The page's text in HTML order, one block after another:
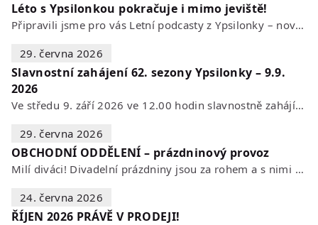
Léto s Ypsilonkou pokračuje i mimo jeviště!
Připravili jsme pro vás Letní podcasty z Ypsilonky – novou sérii rozhovorů s…
29. června 2026
Slavnostní zahájení 62. sezony Ypsilonky – 9.9.
2026
Ve středu 9. září 2026 ve 12.00 hodin slavnostně zahájíme novou divadelní…
29. června 2026
OBCHODNÍ ODDĚLENÍ – prázdninový provoz
Milí diváci! Divadelní prázdniny jsou za rohem a s nimi se mění i otevírací…
24. června 2026
ŘÍJEN 2026 PRÁVĚ V PRODEJI!